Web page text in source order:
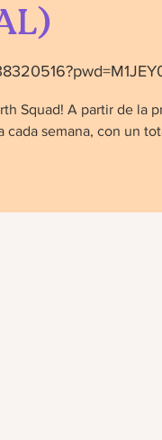
Squad! A partir de la
semana, con un